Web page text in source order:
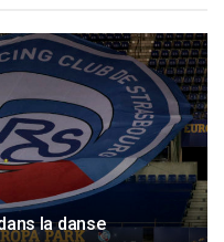
la danse